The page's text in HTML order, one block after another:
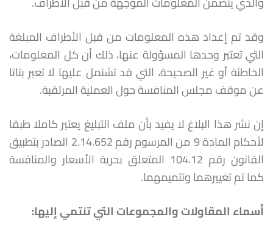
وقد تم إعداد هذه المعلومات من قبل الأطراف المبلغة
التي تعتبر وحدها المسؤولة عنها، ذلك أن كل المعلومات،
الخاطئة أو غير الصحيحة، التي قد تشتمل عليها لا تعبر بتاتا
عن موقف مجلس المنافسة حول العملية المرتقبة.
إن نشر هذا البلاغ لا يفيد بأن ملف التبليغ يعتبر كاملا طبقا
لأحكام المادة 9 من المرسوم رقم 2.14.652 الصادر بتطبيق
القانون رقم 104.12 المتعلق بحرية الأسعار والمنافسة
كما تم تغييرهما وتتميمهما.
أسماء المقاولات والمجموعات التي تنتمي إليها: